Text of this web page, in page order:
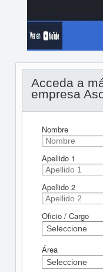
Acceda a
empresa
Nombre
Apellido 1
Apellido 2
Oficio / Cargo
Área